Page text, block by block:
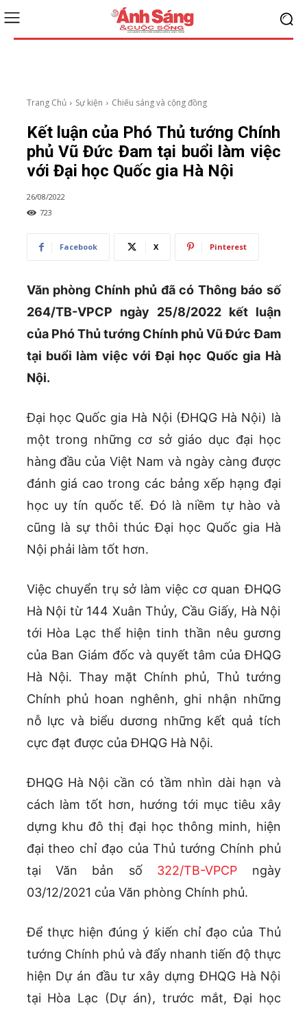
Trang Chủ Sự kiện Chiếu sáng và cộng đồng
Kết luận của Phó Thủ tướng Chính
phủ Vũ Đức Đam tại buổi làm việc
với Đại học Quốc gia Hà Nội
26/08/2022
723
Facebook X Pinterest
Văn phòng Chính phủ đã có Thông báo số
264/TB-VPCP ngày 25/8/2022 kết luận
của Phó Thủ tướng Chính phủ Vũ Đức Đam
tại buổi làm việc với Đại học Quốc gia Hà
Nội.
Đại học Quốc gia Hà Nội (ĐHQG Hà Nội) là
một trong những cơ sở giáo dục đại học
hàng đầu của Việt Nam và ngày càng được
đánh giá cao trong các bảng xếp hạng đại
học uy tín quốc tế. Đó là niềm tự hào và
cũng là sự thôi thúc Đại học Quốc gia Hà
Nội phải làm tốt hơn.
Việc chuyển trụ sở làm việc cơ quan ĐHQG
Hà Nội từ 144 Xuân Thủy, Cầu Giấy, Hà Nội
tới Hòa Lạc thể hiện tinh thần nêu gương
của Ban Giám đốc và quyết tâm của ĐHQG
Hà Nội. Thay mặt Chính phủ, Thủ tướng
Chính phủ hoan nghênh, ghi nhận những
nỗ lực và biểu dương những kết quả tích
cực đạt được của ĐHQG Hà Nội.
ĐHQG Hà Nội cần có tầm nhìn dài hạn và
cách làm tốt hơn, hướng tới mục tiêu xây
dựng khu đô thị đại học thông minh, hiện
đại theo chỉ đạo của Thủ tướng Chính phủ
tại Văn bản số 322/TB-VPCP ngày
03/12/2021 của Văn phòng Chính phủ.
Để thực hiện đúng ý kiến chỉ đạo của Thủ
tướng Chính phủ và đẩy nhanh tiến độ thực
hiện Dự án đầu tư xây dựng ĐHQG Hà Nội
tại Hòa Lạc (Dự án), trước mắt, Đại học